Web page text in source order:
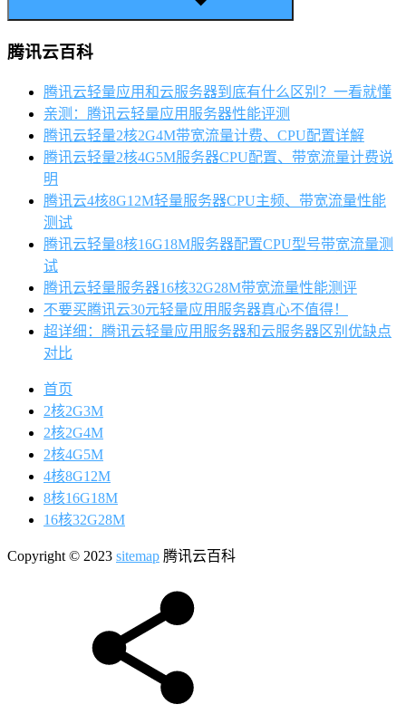
腾讯云百科
腾讯云轻量应用和云服务器到底有什么区别？一看就懂
亲测：腾讯云轻量应用服务器性能评测
腾讯云轻量2核2G4M带宽流量计费、CPU配置详解
腾讯云轻量2核4G5M服务器CPU配置、带宽流量计费说
明
腾讯云4核8G12M轻量服务器CPU主频、带宽流量性能
测试
腾讯云轻量8核16G18M服务器配置CPU型号带宽流量测
试
腾讯云轻量服务器16核32G28M带宽流量性能测评
不要买腾讯云30元轻量应用服务器真心不值得！
超详细：腾讯云轻量应用服务器和云服务器区别优缺点
对比
首页
2核2G3M
2核2G4M
2核4G5M
4核8G12M
8核16G18M
16核32G28M
Copyright © 2023 sitemap 腾讯云百科